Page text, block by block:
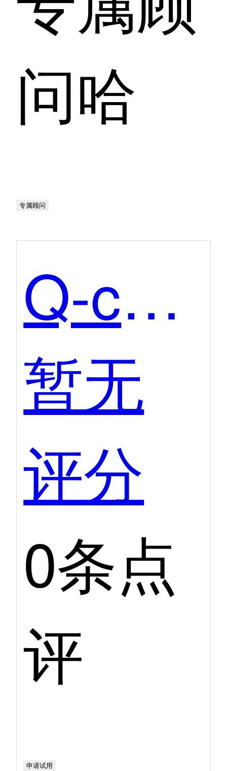
问哈
专属顾问
Q-chat
暂无
评分
0条点
评
申请试用